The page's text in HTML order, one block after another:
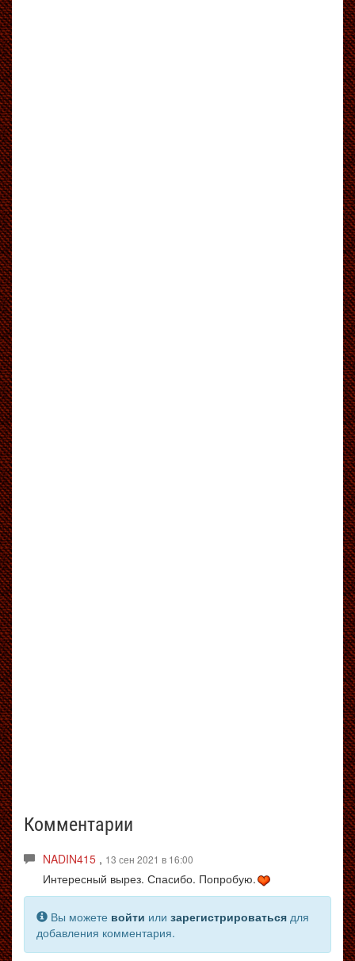
Комментарии
NADIN415 , 13 сен 2021 в 16:00
Интересный вырез. Спасибо. Попробую.
Вы можете войти или зарегистрироваться для
добавления комментария.